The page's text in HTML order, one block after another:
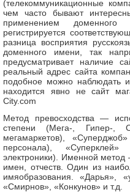
(телекоммуникационные
чем часто бывают
применением
регистрируется
разница восприятия
доменного имени, так
предусматривает наличие
реальный адрес сайта
подобное можно наблюдать
находится явно не сайт
City.com
Метод превосходства —
степени (Мега-, Гипер-,
мегамаркетов),
персонала),
электроники). Именной
имен, отчеств. Один из
имяобразования. «Дарья»,
«Смирнов», «Конкунов» и т.д.